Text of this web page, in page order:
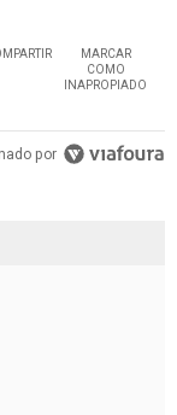
MARCAR
COMO
INAPROPIADO
por